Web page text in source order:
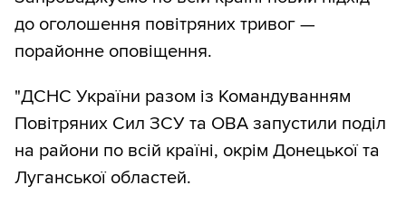
до оголошення повітряних тривог —
порайонне оповіщення.
"ДСНС України разом із Командуванням
Повітряних Сил ЗСУ та ОВА запустили поділ
на райони по всій країні, окрім Донецької та
Луганської областей.